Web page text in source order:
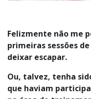
Felizmente não me
primeiras sessões
deixar escapar.
Ou, talvez, tenha
que haviam